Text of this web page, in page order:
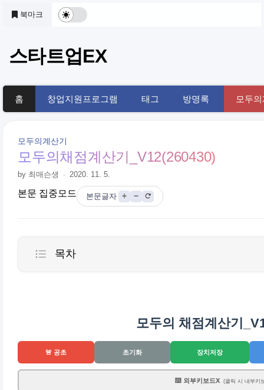
본문 바로가기
북마크 다
및
기
드
전
환
스타트업EX
홈 창업지원프로그램 태그 방명록 모두
모두의계산기
모두의채점계산기_V12(260430)
by 최매슨생 2020. 11. 5.
본문 집중모드 본문글자
목차
모두의 채점계산기
🚨 공초 초기화 장치저장
⌨️ 외부키보드X (클릭 시 내부키